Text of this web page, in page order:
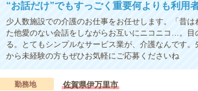
“お話だけ”でもすっごく重要何よりも利用
少人数施設での介護のお仕事をお任せします。「昔
た他愛のない会話をしながらお互いにニコニコ…。
る。とてもシンプルなサービス業が、介護なんです
から未経験の方もぜひお気軽にご応募くださいね
勤務地
佐賀県伊万里市